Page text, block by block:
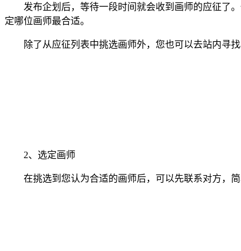
发布企划后，等待一段时间就会收到画师的应征了。
定哪位画师最合适。
除了从应征列表中挑选画师外，您也可以去站内寻找
2、选定画师
在挑选到您认为合适的画师后，可以先联系对方，简